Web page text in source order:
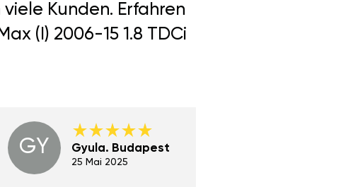
Kunden. Erfahren
(I) 2006-15 1.8 TDCi
GY Gyula. Budapest
25 Mai 2025